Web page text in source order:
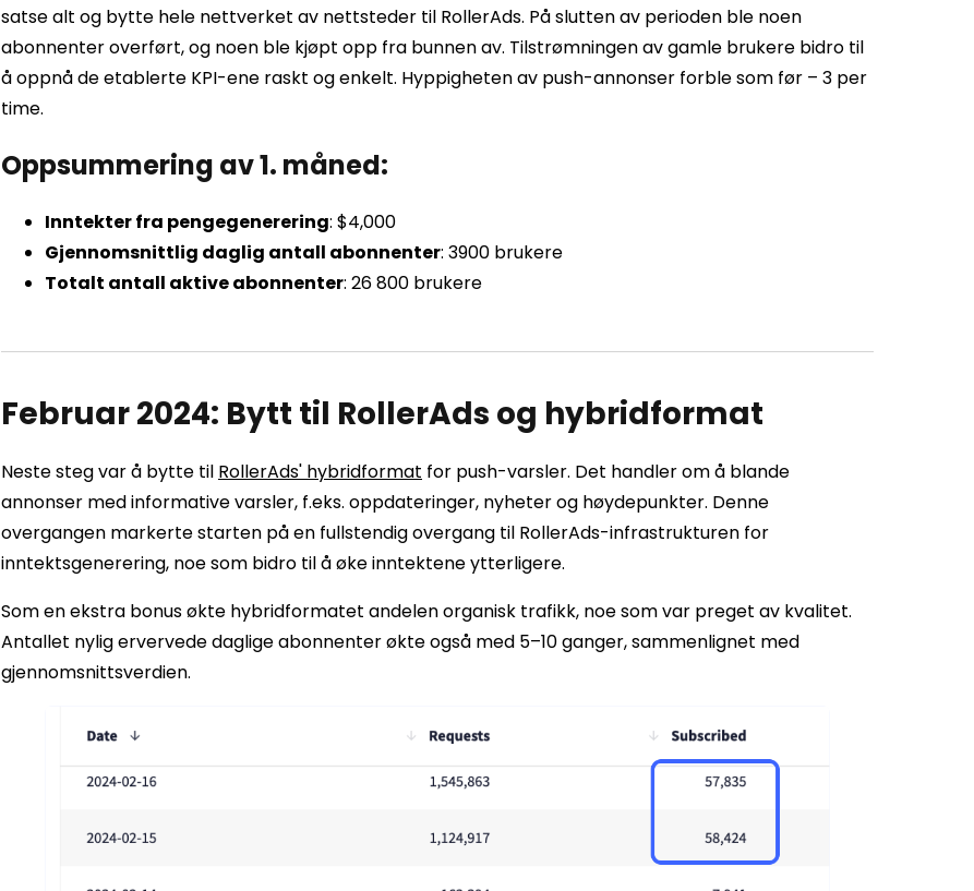
satse alt og bytte hele nettverket av nettsteder til RollerAds. På slutten av perioden ble noen
abonnenter overført, og noen ble kjøpt opp fra bunnen av. Tilstrømningen av gamle brukere bidro til
å oppnå de etablerte KPI-ene raskt og enkelt. Hyppigheten av push-annonser forble som før – 3 per
time.
Oppsummering av 1. måned:
Inntekter fra pengegenerering: $4,000
Gjennomsnittlig daglig antall abonnenter: 3900 brukere
Totalt antall aktive abonnenter: 26 800 brukere
Februar 2024: Bytt til RollerAds og hybridformat
Neste steg var å bytte til RollerAds' hybridformat for push-varsler. Det handler om å blande
annonser med informative varsler, f.eks. oppdateringer, nyheter og høydepunkter. Denne
overgangen markerte starten på en fullstendig overgang til RollerAds-infrastrukturen for
inntektsgenerering, noe som bidro til å øke inntektene ytterligere.
Som en ekstra bonus økte hybridformatet andelen organisk trafikk, noe som var preget av kvalitet.
Antallet nylig ervervede daglige abonnenter økte også med 5–10 ganger, sammenlignet med
gjennomsnittsverdien.